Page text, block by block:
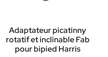
Adaptateur picatinny
rotatif et inclinable Fab
pour bipied Harris